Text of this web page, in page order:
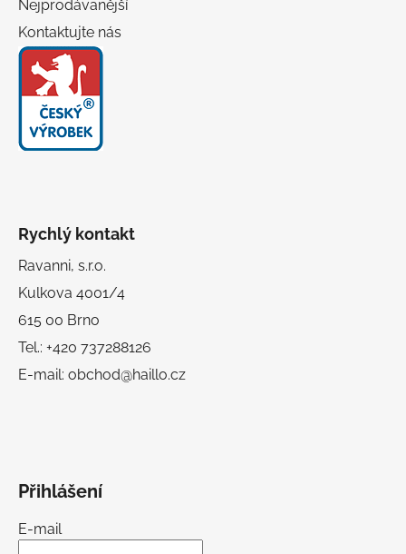
Nejprodávanější
Kontaktujte nás
Rychlý kontakt
Ravanni, s.r.o.
Kulkova 4001/4
615 00 Brno
Tel.: +420 737288126
E-mail: obchod@haillo.cz
Přihlášení
E-mail